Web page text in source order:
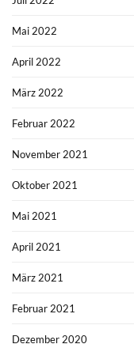
Mai 2022
April 2022
März 2022
Februar 2022
November 2021
Oktober 2021
Mai 2021
April 2021
März 2021
Februar 2021
Dezember 2020